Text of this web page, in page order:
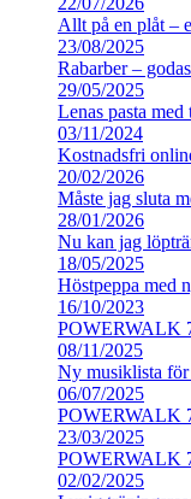
Allt på en plåt –
23/08/2025
Rabarber –
29/05/2025
Lenas pasta
03/11/2024
Kostnadsfri
20/02/2026
Måste jag sluta
28/01/2026
Nu kan jag
18/05/2025
Höstpeppa med
16/10/2023
POWERWALK
08/11/2025
Ny musiklista
06/07/2025
POWERWALK
23/03/2025
POWERWALK
02/02/2025